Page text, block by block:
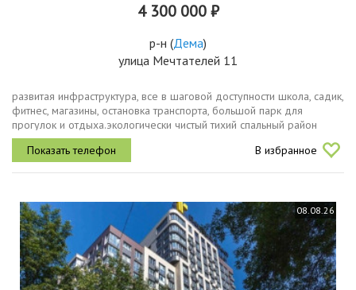
4 300 000 ₽
р-н (Дема)
улица Мечтателей 11
развитая инфраструктура, все в шаговой доступности школа, садик,
фитнес, магазины, остановка транспорта, большой парк для
прогулок и отдыха.экологически чистый тихий спальный район
демы, недалеко лес и озеро.во дворе современная детская и...
В избранное
08.08.26